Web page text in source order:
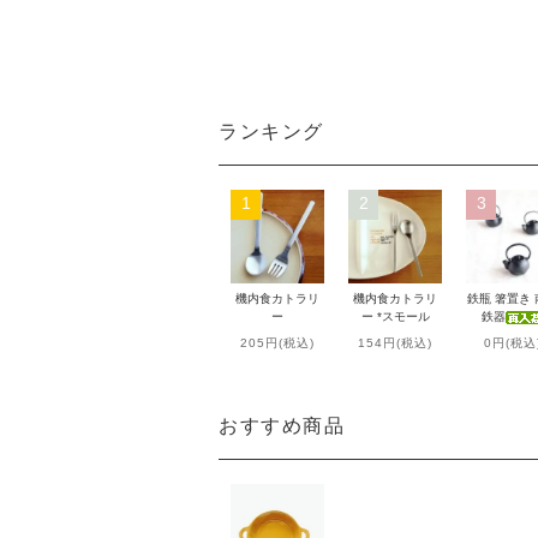
ランキング
1
機内食カトラリ
ー
205円(税込)
2
機内食カトラリ
ー *スモール
154円(税込)
3
鉄瓶 箸置き
鉄器
0円(税
おすすめ商品